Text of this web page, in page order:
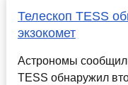
Телескоп TESS
экзокомет
Астрономы
TESS обнаружил